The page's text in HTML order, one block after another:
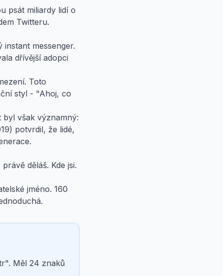
psát miliardy lidí o
Twitteru.
messenger.
dřívější adopci
Toto
styl - "Ahoj, co
byl však významný:
potvrdil, že lidé,
děláš. Kde jsi.
jméno. 160
Měl 24 znaků